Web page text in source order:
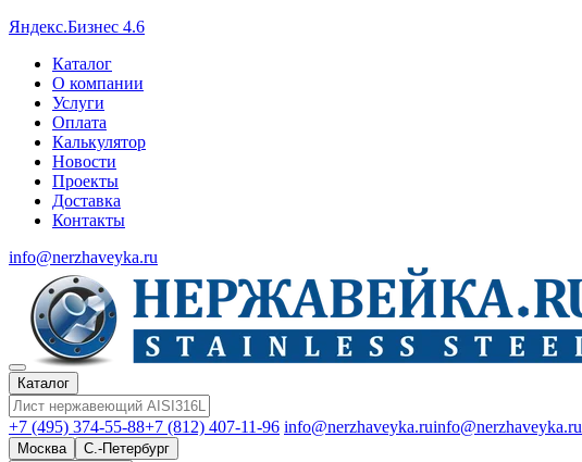
Яндекс.Бизнес 4.6
Каталог
О компании
Услуги
Оплата
Калькулятор
Новости
Проекты
Доставка
Контакты
info@nerzhaveyka.ru
Каталог
+7 (495) 374-55-88+7 (812) 407-11-96 info@nerzhaveyka.ruinfo@nerzhaveyka.ru
Москва
С.-Петербург